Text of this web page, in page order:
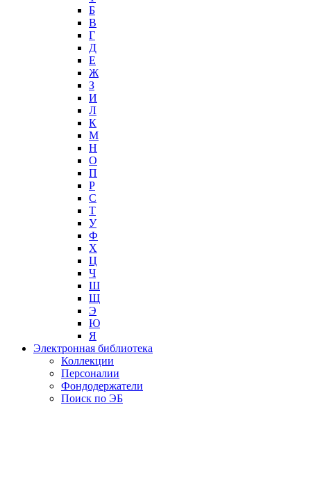
Б
В
Г
Д
Е
Ж
З
И
Л
К
М
Н
О
П
Р
С
Т
У
Ф
Х
Ц
Ч
Ш
Щ
Э
Ю
Я
Электронная библиотека
Коллекции
Персоналии
Фондодержатели
Поиск по ЭБ